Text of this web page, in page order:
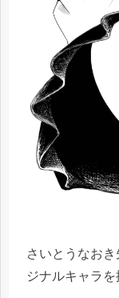
さいとうなお
ジナルキャラを